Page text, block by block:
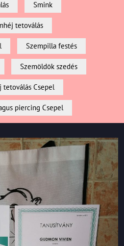
Smink
tetoválás
Szempilla festés
Szemöldök szedés
tetoválás Csepel
piercing Csepel